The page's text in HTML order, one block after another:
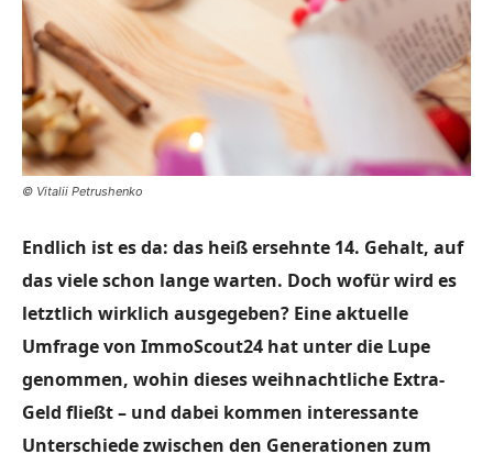
© Vitalii Petrushenko
Endlich ist es da: das heiß ersehnte 14. Gehalt, auf
das viele schon lange warten. Doch wofür wird es
letztlich wirklich ausgegeben? Eine aktuelle
Umfrage von ImmoScout24 hat unter die Lupe
genommen, wohin dieses weihnachtliche Extra-
Geld fließt – und dabei kommen interessante
Unterschiede zwischen den Generationen zum